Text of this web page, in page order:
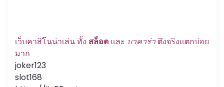
เว็บคาสิโนน่าเล่น ทั้ง สล็อต และ บาคาร่า ตึงจริงแตกบ่อย
มาก
joker123
slot168